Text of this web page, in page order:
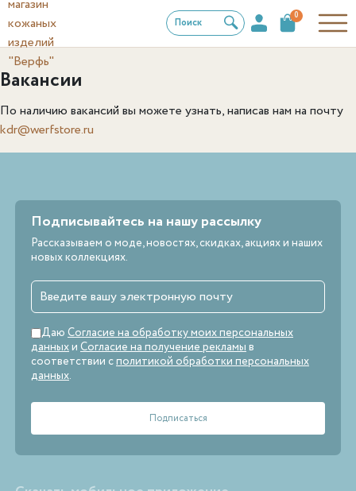
Поиск
0
Вакансии
По наличию вакансий вы можете узнать, написав нам на почту
kdr@werfstore.ru
Подписывайтесь на нашу рассылку
Рассказываем о моде, новостях, скидках, акциях и наших
новых коллекциях.
Даю Согласие на обработку моих персональных
данныхи Согласие на получение рекламыв
соответствии сполитикой обработки персональных
данных.